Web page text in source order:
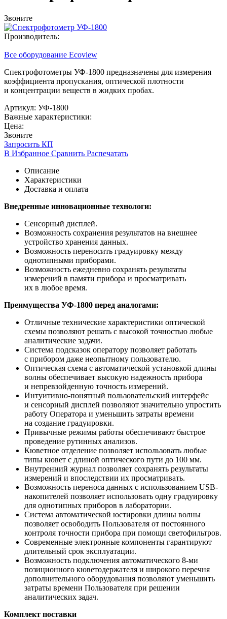
Звоните
Производитель:
Все оборудование Ecoview
Спектрофотометры УФ-1800 предназначены для измерения
коэффициента пропускания, оптической плотности
и концентрации веществ в жидких пробах.
Артикул: УФ-1800
Важные характеристики:
Цена:
Звоните
Запросить КП
В Избранное Сравнить Распечатать
Описание
Характеристики
Доставка и оплата
Внедренные инновационные технологи:
Сенсорный дисплей.
Возможность сохранения результатов на внешнее
устройство хранения данных.
Возможность переносить градуировку между
однотипными приборами.
Возможность ежедневно сохранять результаты
измерений в памяти прибора и просматривать
их в любое время.
Преимущества УФ-1800 перед аналогами:
Отличные технические характеристики оптической
схемы позволяют решать с высокой точностью любые
аналитические задачи.
Система подсказок оператору позволяет работать
с прибором даже неопытному пользователю.
Оптическая схема с автоматической установкой длины
волны обеспечивает высокую надежность прибора
и непревзойденную точность измерений.
Интуитивно-понятный пользовательский интерфейс
и сенсорный дисплей позволяют значительно упростить
работу Оператора и уменьшить затраты времени
на создание градуировки.
Привычные режимы работы обеспечивают быстрое
проведение рутинных анализов.
Кюветное отделение позволяет использовать любые
типы кювет с длиной оптического пути до 100 мм.
Внутренний журнал позволяет сохранять результаты
измерений и впоследствии их просматривать.
Возможность переноса данных с использованием USB-
накопителей позволяет использовать одну градуировку
для однотипных приборов в лаборатории.
Система автоматической юстировки длины волны
позволяет освободить Пользователя от постоянного
контроля точности прибора при помощи светофильтров.
Современные электронные компоненты гарантируют
длительный срок эксплуатации.
Возможность подключения автоматического 8-ми
позиционного кюветодержателя и широкого перечня
дополнительного оборудования позволяют уменьшить
затраты времени Пользователя при решении
аналитических задач.
Комплект поставки